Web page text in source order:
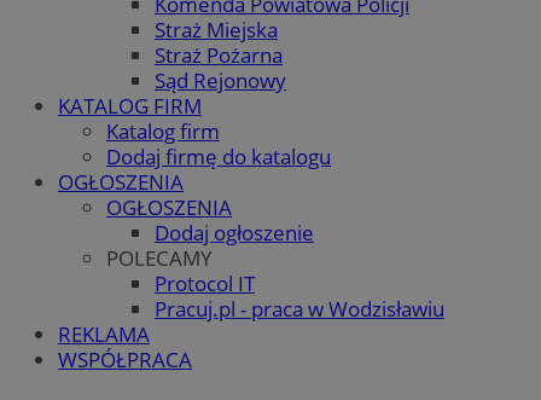
Straż Miejska
Straż Pożarna
Sąd Rejonowy
KATALOG FIRM
Katalog firm
Dodaj firmę do katalogu
OGŁOSZENIA
OGŁOSZENIA
Dodaj ogłoszenie
POLECAMY
Protocol IT
Pracuj.pl - praca w Wodzisławiu
REKLAMA
WSPÓŁPRACA